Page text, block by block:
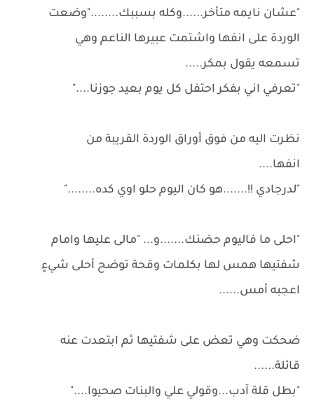
"عشان نايمه متأخر......وكله بسببك........"وضعت
الوردة على انفها واشتمت عبيرها الناعم وهي
تسمعه يقول بمكر.....
"تعرفي اني بفكر احتفل كل يوم بعيد جوزنا...."
نظرت اليه من فوق أوراق الوردة القريبة من
انفها....
"لدرجادي !!.......هو كان اليوم حلو اوي كده........"
"احلى ما فاليوم حضنك.......و... "مالى عليها وامام
شفتيها همس لها بكلمات وقحة توضح أحلى شيءٍ
اعجبه أمس......
ضحكت وهي تعض على شفتيها ثم ابتعدت عنه
قائلة......
"بطل قلة آدب...وقولي علي والبنات صحيوا...."